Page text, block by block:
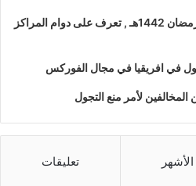
دوام المراكز الصحية خلال شهر رمضان 1442هـ , تعرف على دوام المراكز
في افريقيا في مجال الفوركس
الأشهر تعليقات